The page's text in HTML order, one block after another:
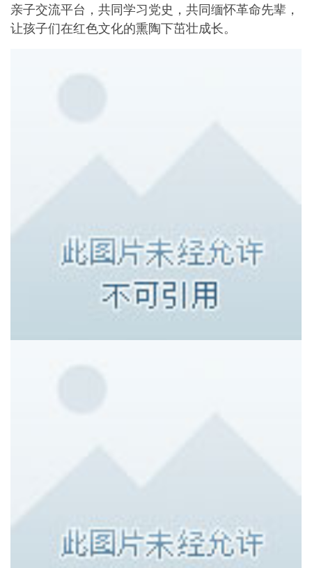
亲子交流平台，共同学习党史，共同缅怀革命先辈，
让孩子们在红色文化的熏陶下茁壮成长。